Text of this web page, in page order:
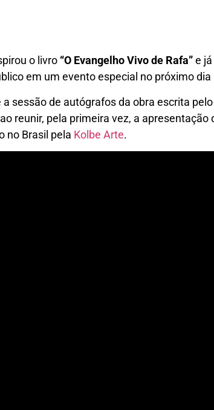
o livro “O Evangelho Vivo de Rafa”e
em um evento especial no próximo
sessão de autógrafos da obra escrita
reunir, pela primeira vez, a apresentação
no Brasil pela Kolbe Arte.